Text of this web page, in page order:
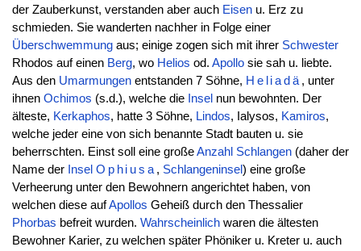
der Zauberkunst, verstanden aber auch Eisenu. Erz zu
schmieden. Sie wanderten nachher in Folge einer
Überschwemmungaus; einige zogen sich mit ihrer Schwester
Rhodos auf einen Berg, wo Helios od. Apollosie sah u. liebte.
Aus den Umarmungenentstanden 7 Söhne, Heliadä, unter
ihnen Ochimos (s.d.), welche die Insel nun bewohnten. Der
älteste, Kerkaphos, hatte 3 Söhne, Lindos, Ialysos, Kamiros,
welche jeder eine von sich benannte Stadt bauten u. sie
beherrschten. Einst soll eine großeAnzahl Schlangen(daher der
Name der Insel Ophiusa, Schlangeninsel) eine große
Verheerung unter den Bewohnern angerichtet haben, von
welchen diese aufApollos Geheiß durch den Thessalier
Phorbas befreit wurden. Wahrscheinlichwaren die ältesten
Bewohner Karier, zu welchen später Phöniker u. Kreter u. auch